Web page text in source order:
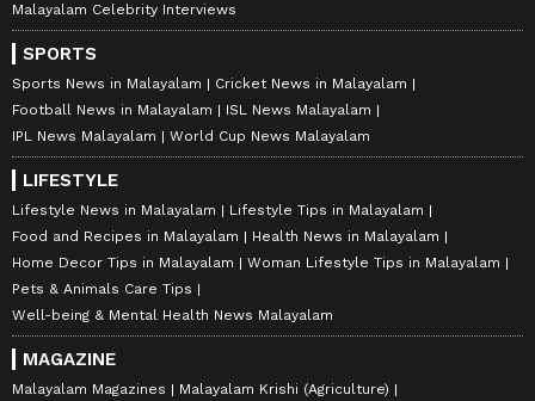
ശർക്കര...
ശർക്കരയിൽ ഇരുമ്പ് അടങ്ങിയിട്ടുണ്ട്. ഇത്
ശരീരത്തെ ഊഷ്മളമായി നിലനിർത്താൻ
സഹായിക്കുന്നു. പ്രതിരോധശേഷി
വർദ്ധിപ്പിക്കാൻ സഹായിക്കുന്ന നിരവധി
സംയുക്തങ്ങൾ ശർക്കരയിൽ അടങ്ങിയിട്ടുണ്ട്.
DOWNLOAD APP
Malayalam Celebrity Interviews
SPORTS
Sports News in Malayalam
Cricket News in Malayalam
Football News in Malayalam
ISL News Malayalam
IPL News Malayalam
World Cup News Malayalam
LIFESTYLE
Lifestyle News in Malayalam
Lifestyle Tips in Malayalam
Food and Recipes in Malayalam
Health News in Malayalam
Home Decor Tips in Malayalam
Woman Lifestyle Tips in Malayalam
Pets & Animals Care Tips
Well-being & Mental Health News Malayalam
MAGAZINE
Malayalam Magazines
Malayalam Krishi (Agriculture)